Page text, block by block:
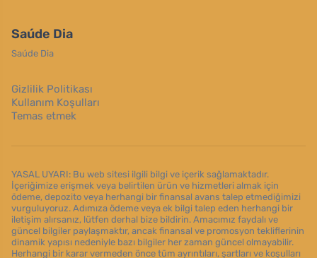
Saúde Dia
Saúde Dia
Gizlilik Politikası
Kullanım Koşulları
Temas etmek
YASAL UYARI: Bu web sitesi ilgili bilgi ve içerik sağlamaktadır.
İçeriğimize erişmek veya belirtilen ürün ve hizmetleri almak için
ödeme, depozito veya herhangi bir finansal avans talep etmediğimizi
vurguluyoruz. Adımıza ödeme veya ek bilgi talep eden herhangi bir
iletişim alırsanız, lütfen derhal bize bildirin. Amacımız faydalı ve
güncel bilgiler paylaşmaktır, ancak finansal ve promosyon tekliflerinin
dinamik yapısı nedeniyle bazı bilgiler her zaman güncel olmayabilir.
Herhangi bir karar vermeden önce tüm ayrıntıları, şartları ve koşulları